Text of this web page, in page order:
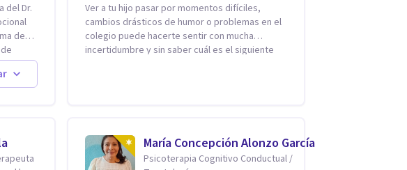
del Dr.
de
el
mental.
Ver a tu hijo pasar por momentos difíciles,
cambios drásticos de humor o problemas en el
colegio puede hacerte sentir con mucha
incertidumbre y sin saber cuál es el siguiente
de herramientas prácticas y dinámicas
adaptadas a la edad de cada menor, dejando de
lado las etiquetas y los tecnicismos. Mi forma
María Concepción Alonzo García
Psicoterapia Cognitivo Conductual /